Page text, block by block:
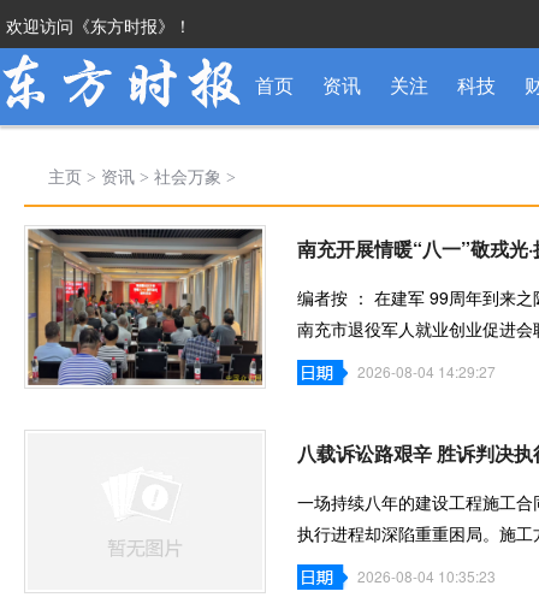
欢迎访问《东方时报》！
首页 资讯 关注 科技
主页 > 资讯 > 社会万象 >
南充开展情暖“八一”敬戎光
编者按 ： 在建军 99周年到来
南充市退役军人就业创业促进
拥军助老慰问2026-08-04 14:29:27
八载诉讼路艰辛 胜诉判决
一场持续八年的建设工程施工
执行进程却深陷重重困局。施
商款项悬而2026-08-04 10:35:23